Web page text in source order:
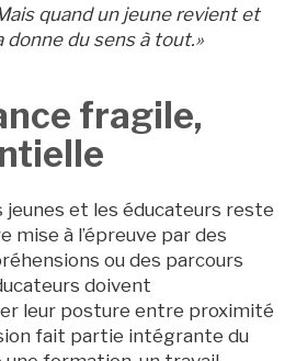
quand un jeune revient et
donne du sens à tout.»
fragile,
jeunes et les éducateurs reste
mise à l’épreuve par des
ou des parcours
doivent
leur posture entre proximité
fait partie intégrante du